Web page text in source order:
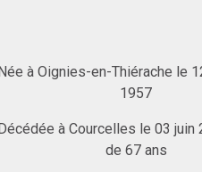
Née à Oignies-en-Thiérache le
1957
Décédée à Courcelles le 03 juin
de 67 ans